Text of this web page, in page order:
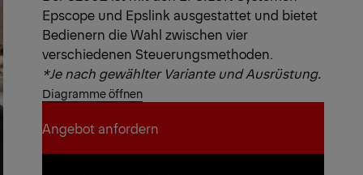
Epscope und Epslink ausgestattet und bietet
Bedienern die Wahl zwischen vier
verschiedenen Steuerungsmethoden.
*Je nach gewählter Variante und Ausrüstung.
Diagramme öffnen
Angebot anfordern